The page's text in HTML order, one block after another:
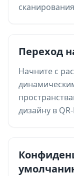
Переход
Начните с
дизайну в